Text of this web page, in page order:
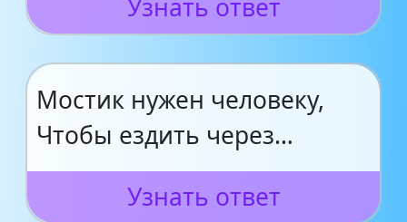
Узнать ответ
Мостик нужен человеку,
Чтобы ездить через…
Узнать ответ